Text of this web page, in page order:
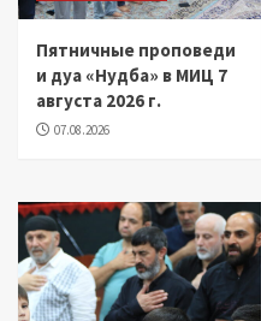
Пятничные проповеди
и дуа «Нудба» в МИЦ 7
августа 2026 г.
07.08.2026